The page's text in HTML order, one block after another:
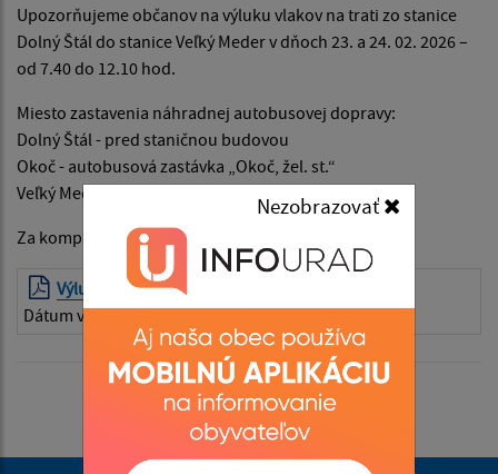
Nezobrazovať
Upozorňujeme občanov na výluku vlakov na trati zo stanice
Dolný Štál do stanice Veľký Meder v dňoch 23. a 24. 02. 2026 –
od 7.40 do 12.10 hod.
Miesto zastavenia náhradnej autobusovej dopravy:
Dolný Štál - pred staničnou budovou
Okoč - autobusová zastávka „Okoč, žel. st.“
Veľký Meder - pred staničnou budovou
Za komplikácie sa ospravedlňujeme.
Výlukový oznam - 23. - 24. 02. 2026
Dátum vyvesenia: